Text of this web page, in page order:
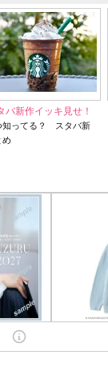
バ新作イッキ見せ！
知ってる？ スタバ新
め